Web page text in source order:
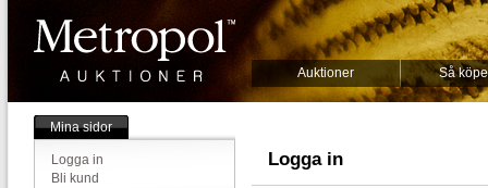
Auktioner Så
Mina sidor
Logga in
Bli kund
Logga in